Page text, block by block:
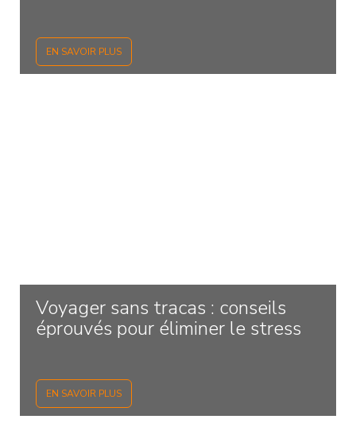
EN SAVOIR PLUS
Voyager sans tracas : conseils
éprouvés pour éliminer le stress
EN SAVOIR PLUS